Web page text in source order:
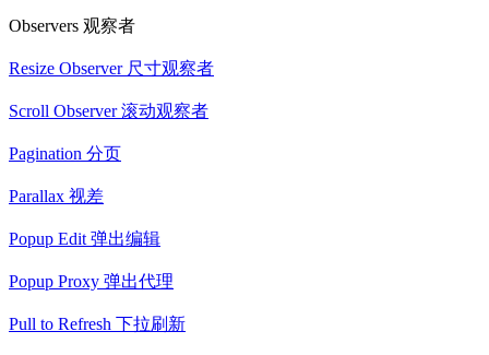
Observers 观察者
Resize Observer 尺寸观察者
Scroll Observer 滚动观察者
Pagination 分页
Parallax 视差
Popup Edit 弹出编辑
Popup Proxy 弹出代理
Pull to Refresh 下拉刷新